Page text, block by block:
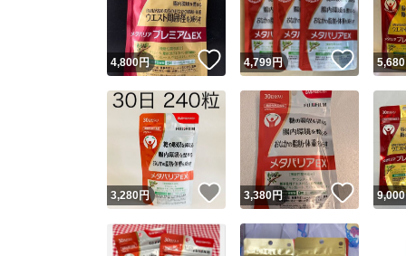
4,800円 いいね！
4,799円 いいね
5,680
3,280円 いいね！
3,380円 いいね
9,000